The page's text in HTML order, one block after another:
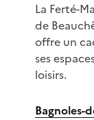
La Ferté-
de
offre un
ses
loisirs.
Bagnoles-